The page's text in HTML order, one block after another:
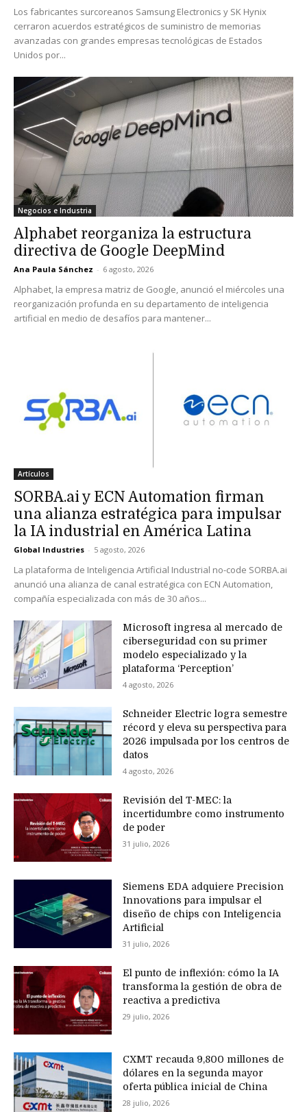
Los fabricantes surcoreanos Samsung Electronics y SK Hynix
cerraron acuerdos estratégicos de suministro de memorias
avanzadas con grandes empresas tecnológicas de Estados
Unidos por...
Negocios e Industria
Alphabet reorganiza la estructura
directiva de Google DeepMind
Ana Paula Sánchez - 6 agosto, 2026
Alphabet, la empresa matriz de Google, anunció el miércoles una
reorganización profunda en su departamento de inteligencia
artificial en medio de desafíos para mantener...
Artículos
SORBA.ai y ECN Automation firman
una alianza estratégica para impulsar
la IA industrial en América Latina
Global Industries - 5 agosto, 2026
La plataforma de Inteligencia Artificial Industrial no-code SORBA.ai
anunció una alianza de canal estratégica con ECN Automation,
compañía especializada con más de 30 años...
Microsoft ingresa al mercado de
ciberseguridad con su primer
modelo especializado y la
plataforma ‘Perception’
4 agosto, 2026
Schneider Electric logra semestre
récord y eleva su perspectiva para
2026 impulsada por los centros de
datos
4 agosto, 2026
Revisión del T-MEC: la
incertidumbre como instrumento
de poder
31 julio, 2026
Siemens EDA adquiere Precision
Innovations para impulsar el
diseño de chips con Inteligencia
Artificial
31 julio, 2026
El punto de inflexión: cómo la IA
transforma la gestión de obra de
reactiva a predictiva
29 julio, 2026
CXMT recauda 9,800 millones de
dólares en la segunda mayor
oferta pública inicial de China
28 julio, 2026